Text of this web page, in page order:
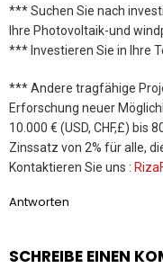
*** Suchen Sie nach
Ihre Photovoltaik-und
*** Investieren Sie in Ihre
*** Andere tragfähige
Erforschung neuer
10.000 € (USD, CHF,£) bis
Zinssatz von 2% für alle,
Kontaktieren Sie uns :
Antworten
SCHREIBE EINEN